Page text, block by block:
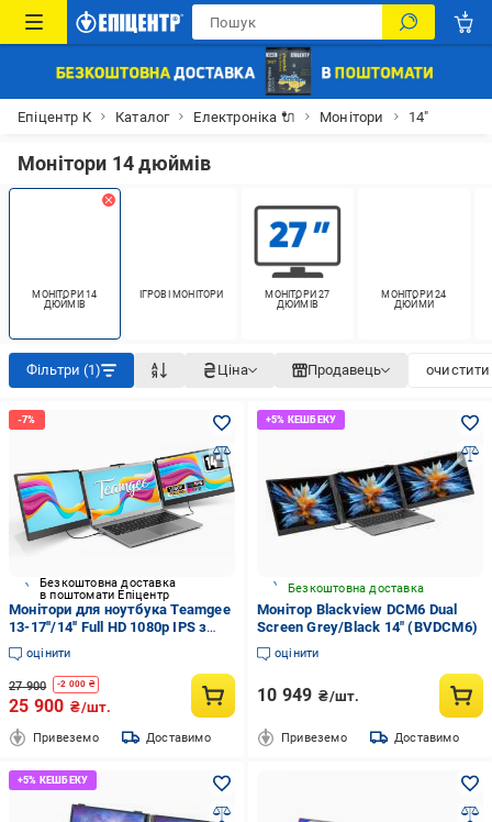
Епіцентр К Каталог Електроніка 🔌 Монітори 14"
Монітори 14 дюймів
МОНІТОРИ 14
ДЮЙМІВ
ІГРОВІ МОНІТОРИ
МОНІТОРИ 27
ДЮЙМІВ
МОНІТОРИ 24
ДЮЙМИ
Фільтри (1) Ціна Продавець очистити
Безкоштовна доставка
в поштомати Епіцентр
Монітори для ноутбука Teamgee
13-17''/14'' Full HD 1080p IPS з
двома динаміками Plug and Play
HDMI/USB-A/Type-C сумісні з
Mac Wins Android Dex
оцінити
27 900 -2 000 ₴
25 900 ₴/шт.
Привеземо Доставимо
Безкоштовна доставка
Монітор Blackview DCM6 Dual
Screen Grey/Black 14" (BVDCM6)
оцінити
10 949 ₴/шт.
Привеземо Доставимо